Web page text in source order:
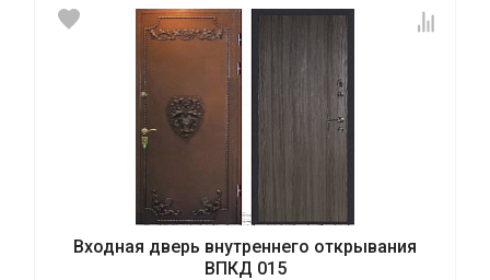
Входная дверь внутреннего открывания
ВПКД 015